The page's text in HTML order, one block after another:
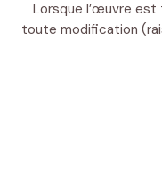
Lorsque l’œuvre est
toute modification